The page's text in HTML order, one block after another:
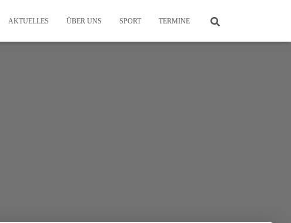
AKTUELLES ÜBER UNS SPORT TERMINE